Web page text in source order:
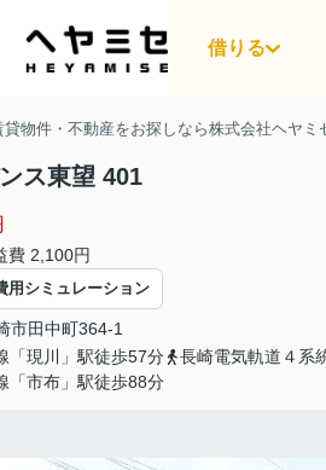
借りる
貸物件・不動産をお探しなら株式会社ヘヤミ
ス東望 401
費 2,100円
用シミュレーション
市田中町364-1
「現川」駅徒歩57分
長崎電気軌道４系
「市布」駅徒歩88分